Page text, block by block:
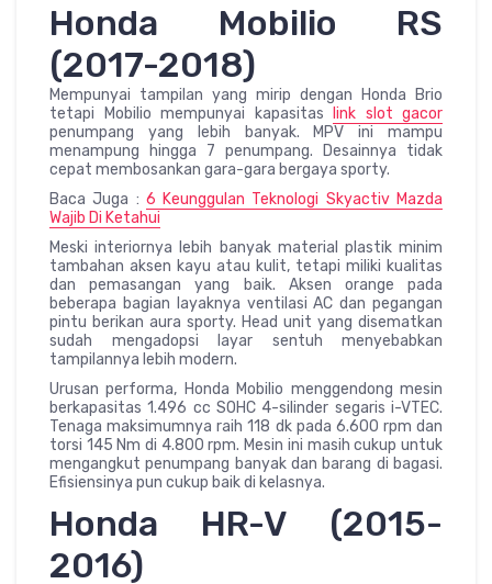
Honda Mobilio RS
(2017-2018)
Mempunyai tampilan yang mirip dengan Honda Brio
tetapi Mobilio mempunyai kapasitas
link slot gacor
penumpang yang lebih banyak. MPV ini mampu
menampung hingga 7 penumpang. Desainnya tidak
cepat membosankan gara-gara bergaya sporty.
Baca Juga : 6 Keunggulan Teknologi Skyactiv Mazda
Wajib Di Ketahui
Meski interiornya lebih banyak material plastik minim
tambahan aksen kayu atau kulit, tetapi miliki kualitas
dan pemasangan yang baik. Aksen orange pada
beberapa bagian layaknya ventilasi AC dan pegangan
pintu berikan aura sporty. Head unit yang disematkan
sudah mengadopsi layar sentuh menyebabkan
tampilannya lebih modern.
Urusan performa, Honda Mobilio menggendong mesin
berkapasitas 1.496 cc SOHC 4-silinder segaris i-VTEC.
Tenaga maksimumnya raih 118 dk pada 6.600 rpm dan
torsi 145 Nm di 4.800 rpm. Mesin ini masih cukup untuk
mengangkut penumpang banyak dan barang di bagasi.
Efisiensinya pun cukup baik di kelasnya.
Honda HR-V (2015-
2016)